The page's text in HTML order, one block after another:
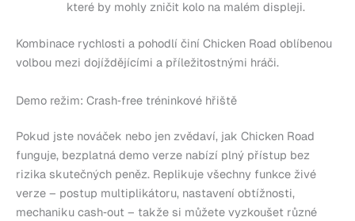
které by mohly zničit kolo na malém displeji.
Kombinace rychlosti a pohodlí činí Chicken Road oblíbenou
volbou mezi dojíždějícími a příležitostnými hráči.
Demo režim: Crash‑free tréninkové hřiště
Pokud jste nováček nebo jen zvědaví, jak Chicken Road
funguje, bezplatná demo verze nabízí plný přístup bez
rizika skutečných peněz. Replikuje všechny funkce živé
verze – postup multiplikátoru, nastavení obtížnosti,
mechaniku cash‑out – takže si můžete vyzkoušet různé